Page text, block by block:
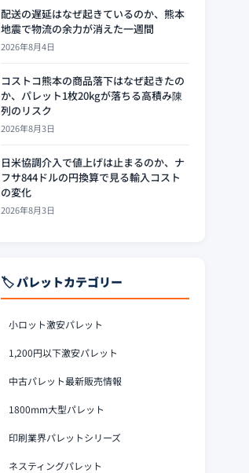
配送の遅延はなぜ起きているのか、熊本
地震で物流の余力が消えた一週間
2026年8月4日
コストコ熊本の商品落下はなぜ起きたの
か、パレット1枚20kgが落ちる高積み陳
列のリスク
2026年8月3日
日米協調介入で値上げは止まるのか、ナ
フサ844ドルの円換算で見る輸入コスト
の変化
2026年8月3日
🏷️ パレットカテゴリー
小ロット激安パレット
1,200円以下激安パレット
中古パレット最新販売情報
1800mm大型パレット
印刷業界パレットシリーズ
ネスティングパレット